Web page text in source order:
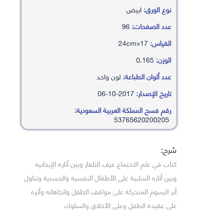
نوع الورق:ابيض
عدد الصفحات:
القياس:
الوزن:
عدد ألوان الطباعة: لون واحد
تاريخ الإصدار:
رقم فسح المملكة العربية السعودية:
53765620200205
شرح:
كتاب في علم الاجتماع عرف التلفاز وبين آثاره الإيجابيه
وبين أثاره السلبية على الأطفال النفسية والجسدية وتناول
أثر الرسوم المتحركة على مواقف الطفل واتجاهاته وأثره
على عقيدة الطفل وعلى الأخلاق والسلوك